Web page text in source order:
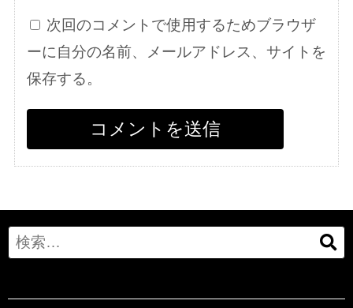
次回のコメントで使用するためブラウザ
ーに自分の名前、メールアドレス、サイトを
保存する。
Search
for: